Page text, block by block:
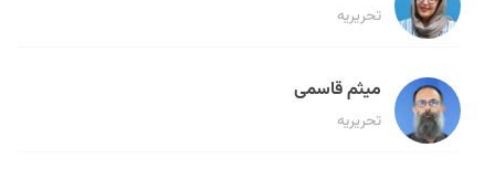
تحریریه
میثم قاسمی
تحریریه